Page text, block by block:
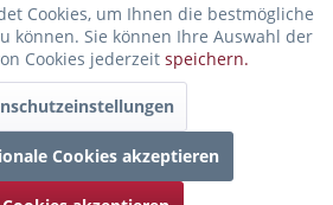
und diskutieren...mehr
sind verfübar......
Cookies, um Ihnen die bestmögliche
können. Sie können Ihre Auswahl der
Cookies jederzeit speichern.
Cookies akzeptieren